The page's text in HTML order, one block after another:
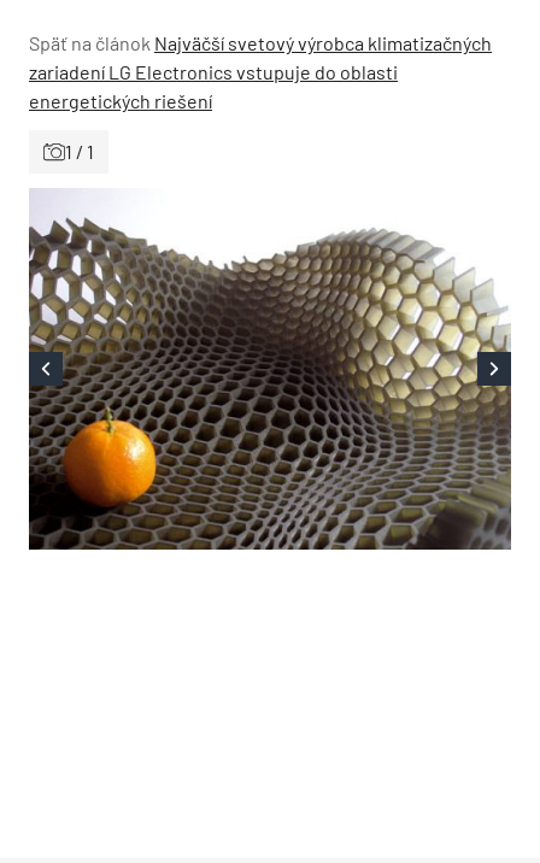
Späť na článok Najväčší svetový výrobca klimatizačných
zariadení LG Electronics vstupuje do oblasti
energetických riešení
1 / 1